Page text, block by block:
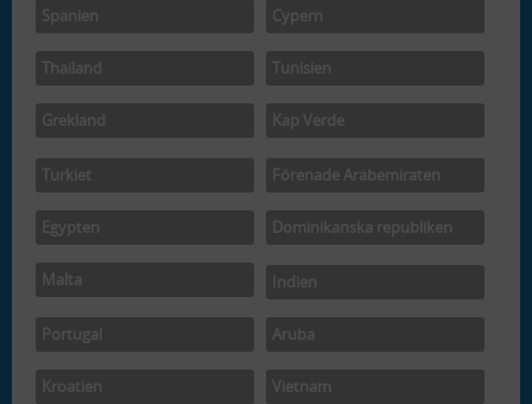
Spanien
Thailand
Grekland
Turkiet
Egypten
Malta
Portugal
Kroatien
Cypern
Tunisien
Kap Verde
Förenade Arabemiraten
Dominikanska republiken
Indien
Aruba
Vietnam